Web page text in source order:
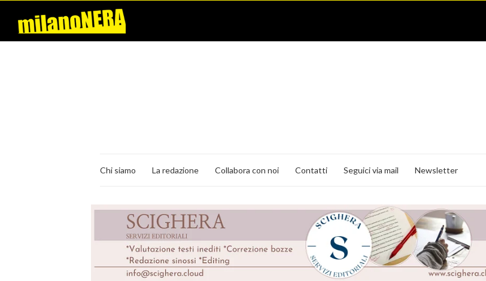
Chi siamo La redazione Collabora con noi Contatti Seguici via mail Newsletter